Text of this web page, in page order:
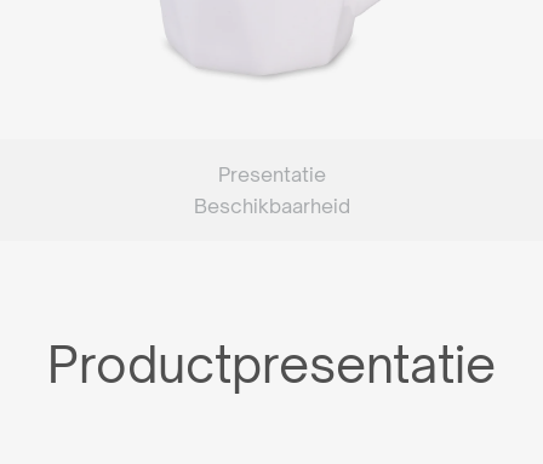
Presentatie
Beschikbaarheid
Productpresentatie